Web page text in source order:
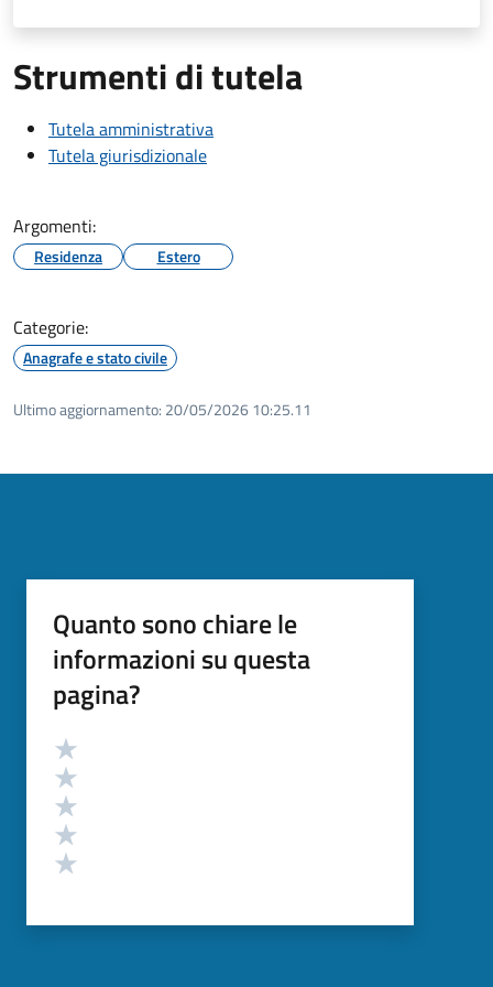
Strumenti di tutela
Tutela amministrativa
Tutela giurisdizionale
Argomenti:
Residenza Estero
Categorie:
Anagrafe e stato civile
Ultimo aggiornamento: 20/05/2026 10:25.11
Quanto sono chiare le
informazioni su questa
pagina?
Valutazione